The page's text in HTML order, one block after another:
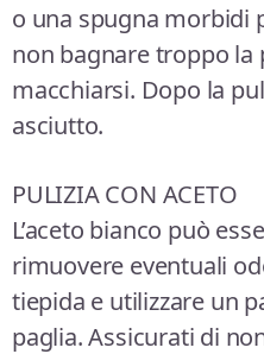
o una spugna morbidi
non bagnare troppo
macchiarsi. Dopo la
asciutto.
PULIZIA CON ACETO
L’aceto bianco può
rimuovere eventuali
tiepida e utilizzare un
paglia. Assicurati di